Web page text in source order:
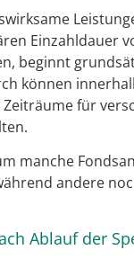
Einzahldauer
beginnt
können
für
manche
andere
Ablauf der